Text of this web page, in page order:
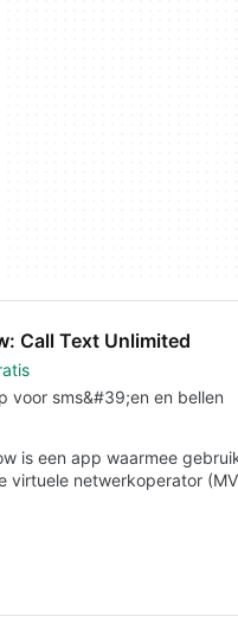
Call Text Unlimited
voor sms&#39;en en bellen
is een app waarmee
virtuele netwerkoperator